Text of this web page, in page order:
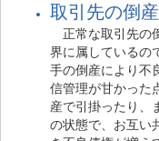
取引先の倒
正常な取引先の
界に属しているの
手の倒産により不
信管理が甘かった
産で引掛ったり、
の状態で、お互い